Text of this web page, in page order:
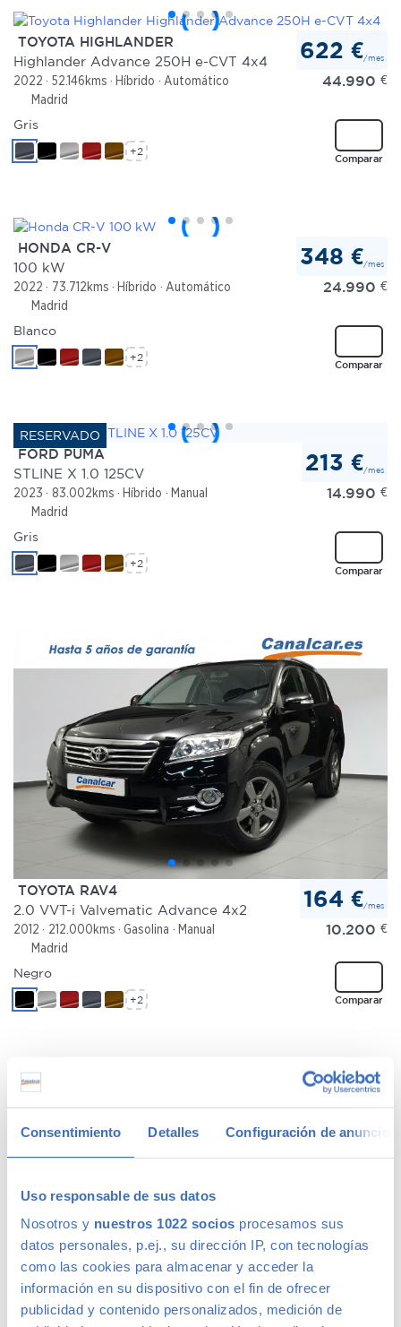
Consentimiento Detalles Configuración de anuncios
Uso responsable de sus datos
Nosotros y nuestros 1022 socios procesamos sus
datos personales, p.ej., su dirección IP, con tecnologías
como las cookies para almacenar y acceder la
información en su dispositivo con el fin de ofrecer
publicidad y contenido personalizados, medición de
TOYOTA HIGHLANDER
Highlander Advance 250H e-CVT 4x4
2022 52.146kms Híbrido
Automático
Madrid
622 €/mes
44.990 €
Comparar
Gris
+2
HONDA CR-V
100 kW
2022 73.712kms Híbrido
Automático
Madrid
348 €/mes
24.990 €
Comparar
Blanco
+2
FORD PUMA
STLINE X 1.0 125CV
2023 83.002kms Híbrido
Manual
Madrid
213 €/mes
14.990 €
Comparar
Gris
+2
TOYOTA RAV4
2.0 VVT-i Valvematic Advance 4x2
2012 212.000kms Gasolina
Manual
Madrid
164 €/mes
10.200 €
Comparar
Negro
+2
MAZDA MAZDA3
2009 199.489kms Diésel
Manual
Madrid
91 €
5290
JEEP RENEGADE